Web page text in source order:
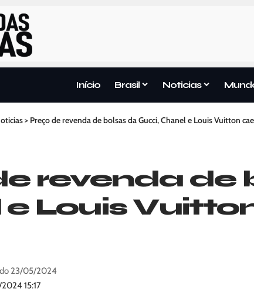
Início Brasil Noticias
> Preço de revenda de bolsas da Gucci, Chanel e Louis Vuitton
revenda de
Louis
15:17
23/05/2024